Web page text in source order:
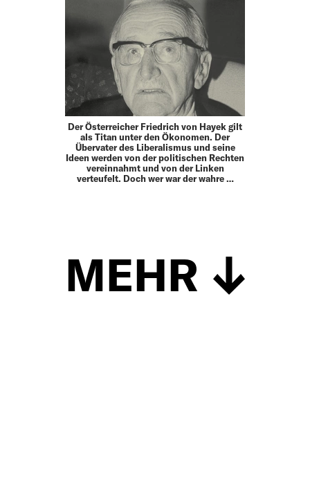
Der Österreicher Friedrich von Hayek gilt
als Titan unter den Ökonomen. Der
Übervater des Liberalismus und seine
Ideen werden von der politischen Rechten
vereinnahmt und von der Linken
verteufelt. Doch wer war der wahre …
MEHR